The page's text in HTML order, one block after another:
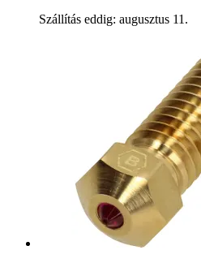
Szállítás eddig: augusztus 11.